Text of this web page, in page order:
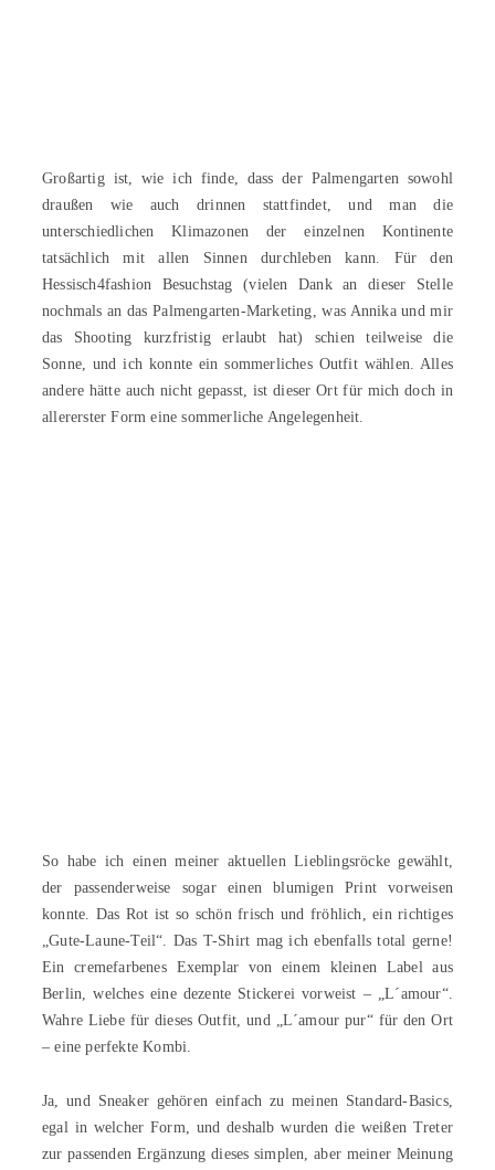
Großartig ist, wie ich finde, dass der Palmengarten sowohl
draußen wie auch drinnen stattfindet, und man die
unterschiedlichen Klimazonen der einzelnen Kontinente
tatsächlich mit allen Sinnen durchleben kann. Für den
Hessisch4fashion Besuchstag (vielen Dank an dieser Stelle
nochmals an das Palmengarten-Marketing, was Annika und mir
das Shooting kurzfristig erlaubt hat) schien teilweise die
Sonne, und ich konnte ein sommerliches Outfit wählen. Alles
andere hätte auch nicht gepasst, ist dieser Ort für mich doch in
allererster Form eine sommerliche Angelegenheit.
So habe ich einen meiner aktuellen Lieblingsröcke gewählt,
der passenderweise sogar einen blumigen Print vorweisen
konnte. Das Rot ist so schön frisch und fröhlich, ein richtiges
„Gute-Laune-Teil“. Das T-Shirt mag ich ebenfalls total gerne!
Ein cremefarbenes Exemplar von einem kleinen Label aus
Berlin, welches eine dezente Stickerei vorweist – „L´amour“.
Wahre Liebe für dieses Outfit, und „L´amour pur“ für den Ort
– eine perfekte Kombi.
Ja, und Sneaker gehören einfach zu meinen Standard-Basics,
egal in welcher Form, und deshalb wurden die weißen Treter
zur passenden Ergänzung dieses simplen, aber meiner Meinung